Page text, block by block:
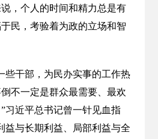
，个人的时间和精力总是有
民，考验着为政的立场和智
些干部，为民办实事的工作热
不一定是群众最需要、最欢
习近平总书记曾一针见血指
益与长期利益、局部利益与全